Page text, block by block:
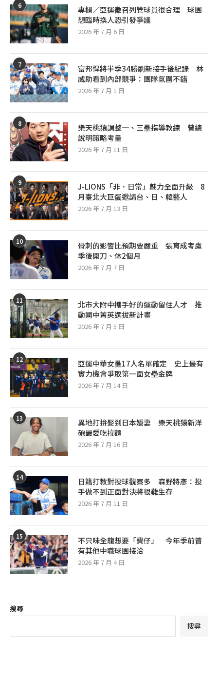
6
專欄／亞運徵召列管球員很合理 球團
想臨時換人恐引發爭議
2026 年 7 月 6 日
7
富邦悍將半季34勝刷新接手後紀錄 林
威助看到內部競爭：團隊氛圍不錯
2026 年 7 月 1 日
8
樂天桃猿調整一、三壘指導教練 曾總
說明策略考量
2026 年 7 月 11 日
9
J-LIONS「非．日常」魅力全面升級 8
月臺北大巨蛋邀請台、日、韓藝人
2026 年 7 月 13 日
10
骨刺的影響比預期要嚴重 張育成考慮
季後開刀、休2個月
2026 年 7 月 7 日
11
北市大附中攜手好的運動留住人才 推
動國中菁英選拔新計畫
2026 年 7 月 5 日
12
亞運中華女壘17人名單確定 史上最有
實力機會爭取第一面女壘金牌
2026 年 7 月 14 日
13
異地打拚娶到日本嬌妻 樂天桃猿新洋
砲最愛吃拉麵
2026 年 7 月 16 日
14
日籍打教對投球觀察多 森野將彥：投
手做不到正面對決將很難生存
2026 年 7 月 11 日
15
不只味全龍想要「費仔」 今年季前曾
有其他中職球團接洽
2026 年 7 月 4 日
搜尋
搜尋